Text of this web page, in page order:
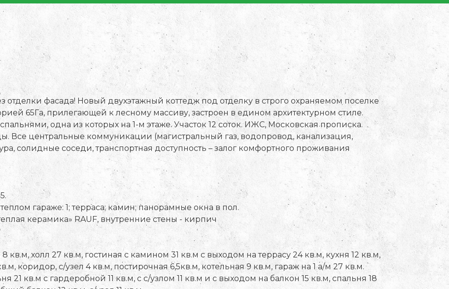
фасада! Новый двухэтажный коттедж под отделку в строго охраняемом поселке
65Га, прилегающей к лесному массиву, застроен в едином архитектурном стиле.
одна из которых на 1-м этаже. Участок 12 соток. ИЖС, Московская прописка.
Все центральные коммуникации (магистральный газ, водопровод, канализация,
солидные соседи, транспортная доступность – залог комфортного проживания
5.
гараже: 1; терраса; камин; панорамные окна в пол.
керамика» RAUF, внутренние стены - кирпич
холл 27 кв.м, гостиная с камином 31 кв.м с выходом на террасу 24 кв.м, кухня 12 кв.м,
коридор, с/узел 4 кв.м, постирочная 6,5кв.м, котельная 9 кв.м, гараж на 1 а/м 27 кв.м.
21 кв.м с гардеробной 11 кв.м, с с/узлом 11 кв.м и с выходом на балкон 15 кв.м, спальня 18